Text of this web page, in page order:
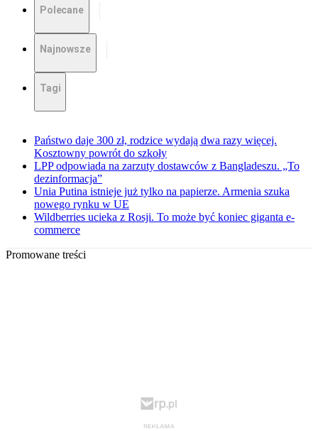
Polecane
Najnowsze
Tagi
Państwo daje 300 zł, rodzice wydają dwa razy więcej.
Kosztowny powrót do szkoły
LPP odpowiada na zarzuty dostawców z Bangladeszu. „To
dezinformacja”
Unia Putina istnieje już tylko na papierze. Armenia szuka
nowego rynku w UE
Wildberries ucieka z Rosji. To może być koniec giganta e-
commerce
Promowane treści